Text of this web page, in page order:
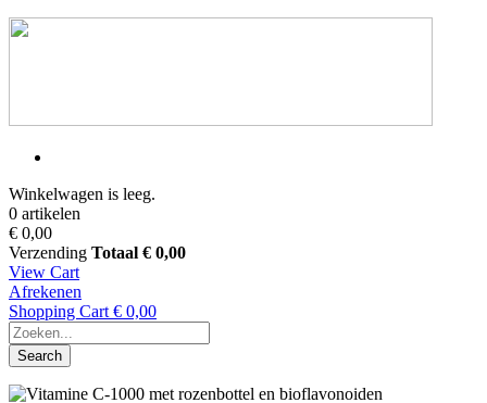
Winkelwagen is leeg.
0 artikelen
€ 0,00
Verzending Totaal € 0,00
View Cart
Afrekenen
Shopping Cart € 0,00
Search